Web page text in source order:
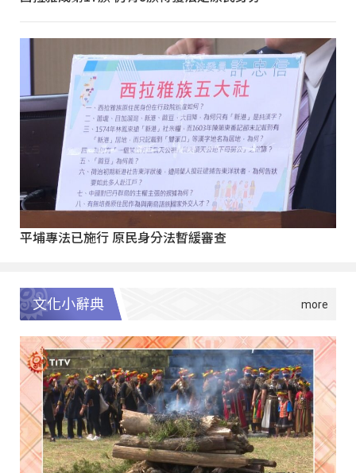
平埔專法已施行 原民身分法暫緩審查
文化小辭典